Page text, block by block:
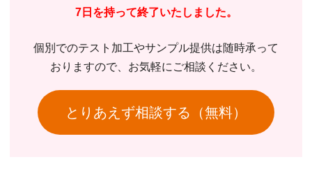
7日を持って終了いたしました。
個別でのテスト加工やサンプル提供は随時承って
おりますので、お気軽にご相談ください。
とりあえず相談する（無料）